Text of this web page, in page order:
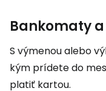
Bankomaty
S výmenou alebo
kým prídete do
platiť kartou.